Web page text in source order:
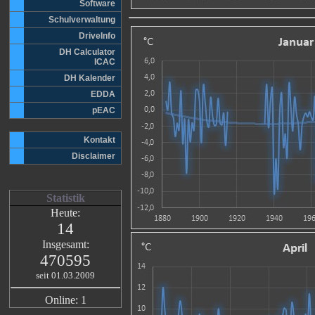
Software
Schulverwaltung
DriveInfo
DH Calculator
ICAC
DH Kalender
EDDA
pEAC
Kontakt
Disclaimer
Statistik
Heute:
14
Insgesamt:
470595
seit 01.03.2009
Online: 1